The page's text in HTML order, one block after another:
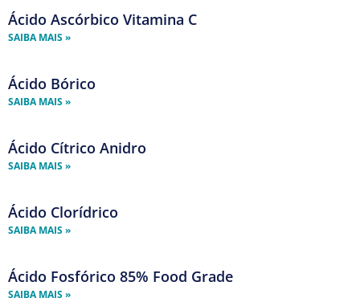
Ácido Ascórbico Vitamina C
SAIBA MAIS »
Ácido Bórico
SAIBA MAIS »
Ácido Cítrico Anidro
SAIBA MAIS »
Ácido Clorídrico
SAIBA MAIS »
Ácido Fosfórico 85% Food Grade
SAIBA MAIS »